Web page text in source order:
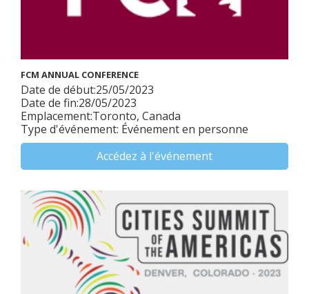
FCM ANNUAL CONFERENCE
Date de début:25/05/2023
Date de fin:28/05/2023
Emplacement:Toronto, Canada
Type d'événement: Événement en personne
Accédez à l'événement